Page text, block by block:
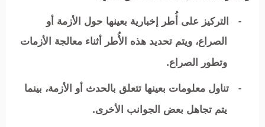
-
التركيز على أُطر إخبارية بعينها حول الأزمة أو
الصراع، ويتم تحديد هذه الأُطر أثناء معالجة الأزمات
وتطور الصراع.
-
تناول معلومات بعينها تتعلق بالحدث أو الأزمة، بينما
يتم تجاهل بعض الجوانب الأخرى.